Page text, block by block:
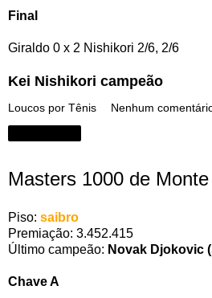
Final
Giraldo 0 x 2 Nishikori 2/6, 2/6
Kei Nishikori campeão
Loucos por Tênis Nenhum
Masters 1000 de
Piso: saibro
Premiação: 3.452.415
Último campeão: Novak Djokovic
Chave A